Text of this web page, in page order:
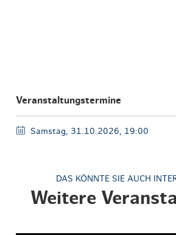
Veranstaltungstermine
Samstag, 31.10.2026, 19:00
DAS KÖNNTE SIE AUCH
Weitere